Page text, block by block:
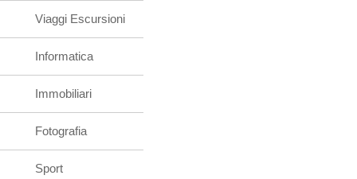
Viaggi Escursioni
Informatica
Immobiliari
Fotografia
Sport